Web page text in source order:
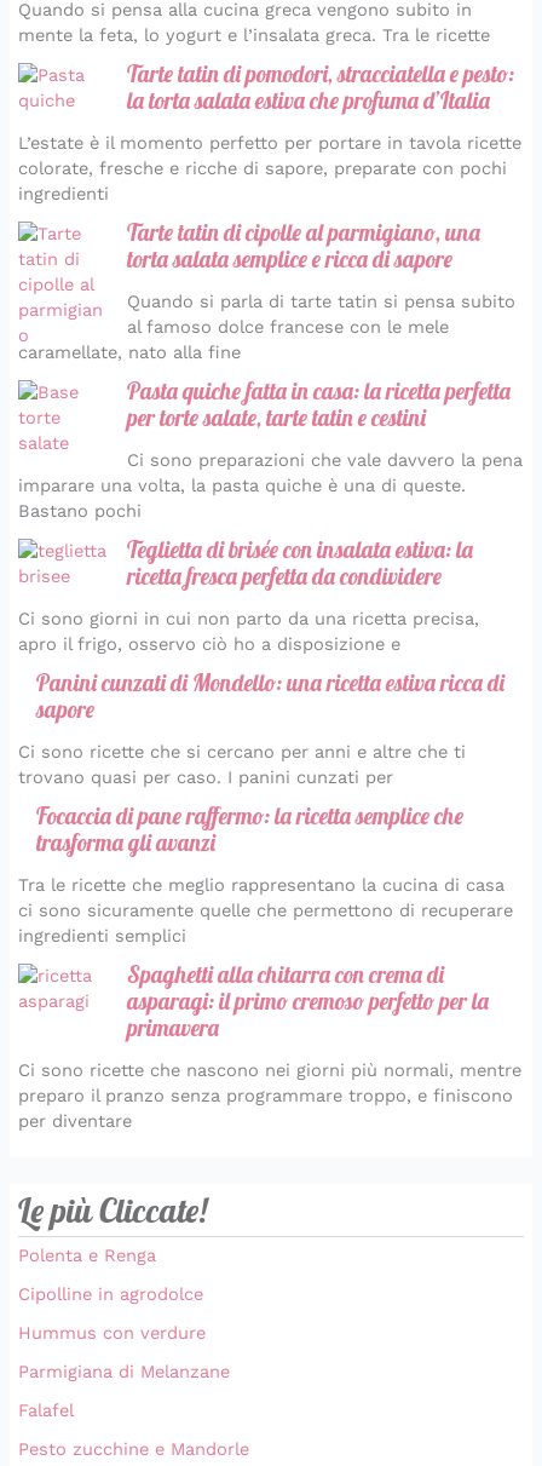
Quando si pensa alla cucina greca vengono subito in
mente la feta, lo yogurt e l’insalata greca. Tra le ricette
Tarte tatin di pomodori, stracciatella e pesto:
la torta salata estiva che profuma d’Italia
L’estate è il momento perfetto per portare in tavola ricette
colorate, fresche e ricche di sapore, preparate con pochi
ingredienti
Tarte tatin di cipolle al parmigiano, una
torta salata semplice e ricca di sapore
Quando si parla di tarte tatin si pensa subito
al famoso dolce francese con le mele
caramellate, nato alla fine
Pasta quiche fatta in casa: la ricetta perfetta
per torte salate, tarte tatin e cestini
Ci sono preparazioni che vale davvero la pena
imparare una volta, la pasta quiche è una di queste.
Bastano pochi
Teglietta di brisée con insalata estiva: la
ricetta fresca perfetta da condividere
Ci sono giorni in cui non parto da una ricetta precisa,
apro il frigo, osservo ciò ho a disposizione e
Panini cunzati di Mondello: una ricetta estiva ricca di
sapore
Ci sono ricette che si cercano per anni e altre che ti
trovano quasi per caso. I panini cunzati per
Focaccia di pane raffermo: la ricetta semplice che
trasforma gli avanzi
Tra le ricette che meglio rappresentano la cucina di casa
ci sono sicuramente quelle che permettono di recuperare
ingredienti semplici
Spaghetti alla chitarra con crema di
asparagi: il primo cremoso perfetto per la
primavera
Ci sono ricette che nascono nei giorni più normali, mentre
preparo il pranzo senza programmare troppo, e finiscono
per diventare
Le più Cliccate!
Polenta e Renga
Cipolline in agrodolce
Hummus con verdure
Parmigiana di Melanzane
Falafel
Pesto zucchine e Mandorle